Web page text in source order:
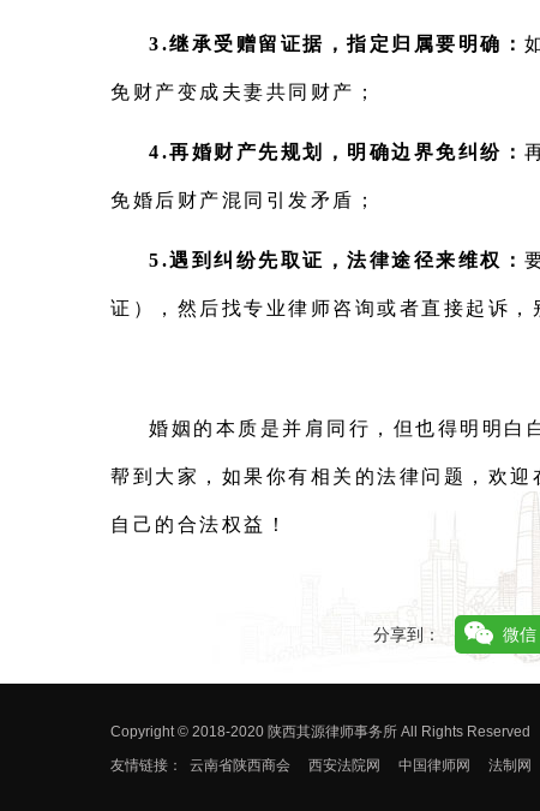
3.继承受赠留证据，指定归属要明确：
免财产变成夫妻共同财产；
4.再婚财产先规划，明确边界免纠纷：
免婚后财产混同引发矛盾；
5.遇到纠纷先取证，法律途径来维权：
证），然后找专业律师咨询或者直接起诉，
婚姻的本质是并肩同行，但也得明明白
帮到大家，如果你有相关的法律问题，欢
自己的合法权益！
分享到： 微信
Copyright © 2018-2020 陕西其源律师事务所 All Rights Reserved
友情链接：
云南省陕西商会 西安法院网 中国律师网 法制网